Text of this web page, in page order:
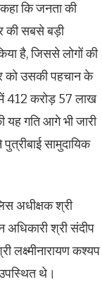
कि जनता की
की सबसे बड़ी
है, जिससे लोगों की
को उसकी पहचान के
में 412 करोड़ 57 लाख
गति आगे भी जारी
सामुदायिक
अधीक्षक श्री
श्री संदीप
लक्ष्मीनारायण कश्यप
थे।